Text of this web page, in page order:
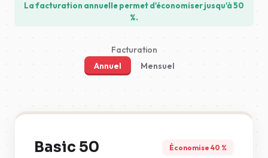
La facturation annuelle permet d'économiser jusqu'à 50
%.
Facturation
Annuel
Mensuel
Basic 50 Économise 40 %